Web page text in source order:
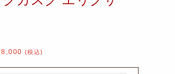
8,000 (税込)